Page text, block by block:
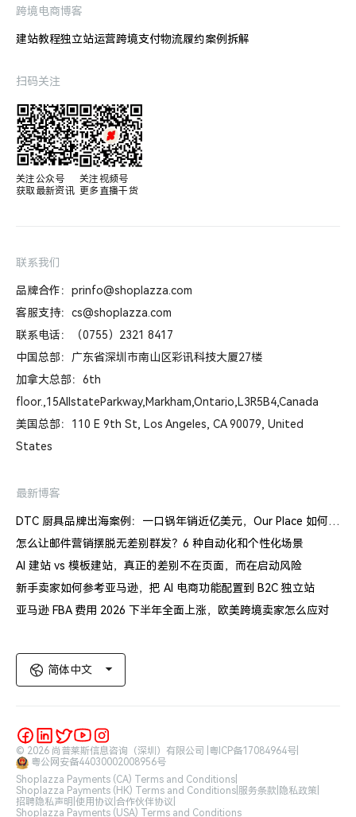
跨境电商博客
建站教程独立站运营跨境支付物流履约案例拆解
扫码关注
关注公众号
获取最新资讯
关注视频号
更多直播干货
联系我们
品牌合作：prinfo@shoplazza.com
客服支持：cs@shoplazza.com
联系电话：（0755）2321 8417
中国总部：广东省深圳市南山区彩讯科技大厦27楼
加拿大总部：6th
floor.,15AllstateParkway,Markham,Ontario,L3R5B4,Canada
美国总部：110 E 9th St, Los Angeles, CA 90079, United
States
最新博客
DTC 厨具品牌出海案例：一口锅年销近亿美元，Our Place 如何建立信任体系
怎么让邮件营销摆脱无差别群发？6 种自动化和个性化场景
AI 建站 vs 模板建站，真正的差别不在页面，而在启动风险
新手卖家如何参考亚马逊，把 AI 电商功能配置到 B2C 独立站
亚马逊 FBA 费用 2026 下半年全面上涨，欧美跨境卖家怎么应对
简体中文
© 2026 尚普莱斯信息咨询（深圳）有限公司 | 粤ICP备17084964号
粤公网安备44030002008956号
Shoplazza Payments (CA) Terms and Conditions
Shoplazza Payments (HK) Terms and Conditions 服务条款 隐私政策
招聘隐私声明 使用协议 合作伙伴协议
Shoplazza Payments (USA) Terms and Conditions